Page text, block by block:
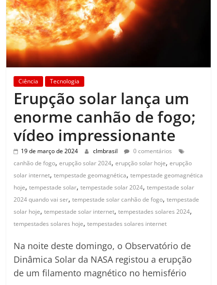
Ciência Tecnologia
Erupção solar lança um
enorme canhão de fogo;
vídeo impressionante
19 de março de 2024 clmbrasil
0 comentários
canhão de fogo,erupção solar 2024,erupção solar hoje,erupção
solar internet,tempestade geomagnética,tempestade geomagnética
hoje,tempestade solar,tempestade solar 2024,tempestade solar
2024 quando vai ser,tempestade solar canhão de fogo,tempestade
solar hoje,tempestade solar internet,tempestades solares 2024,
tempestades solares hoje,tempestades solares internet
Na noite deste domingo, o Observatório de
Dinâmica Solar da NASA registou a erupção
de um filamento magnético no hemisfério